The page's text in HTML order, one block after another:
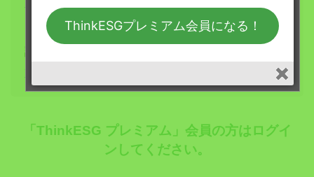
「ThinkESG プレミアム会員（1ヶ月定期購
読）」へは
「ThinkESG プレミアム」会員の方はログイ
ンしてください。
ThinkESGプレミアム会員になる！